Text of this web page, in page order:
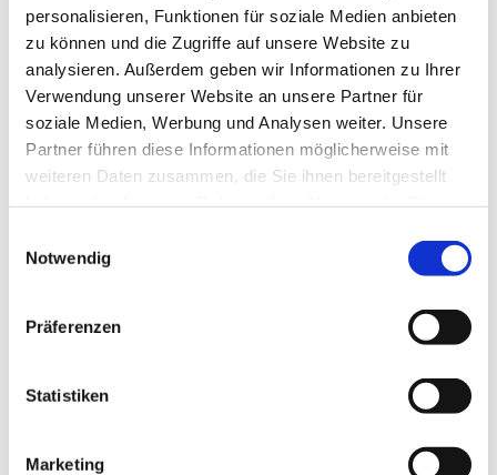
personalisieren, Funktionen für soziale Medien anbieten
zu können und die Zugriffe auf unsere Website zu
analysieren. Außerdem geben wir Informationen zu Ihrer
Verwendung unserer Website an unsere Partner für
soziale Medien, Werbung und Analysen weiter. Unsere
Partner führen diese Informationen möglicherweise mit
weiteren Daten zusammen, die Sie ihnen bereitgestellt
Notwendig
Präferenzen
Statistiken
Marketing